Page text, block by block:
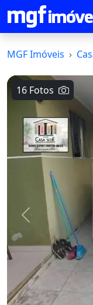
MGF Imóveis
16 Fotos
Voltar